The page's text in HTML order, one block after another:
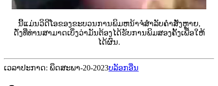
ນີ້ແມ່ນວິດີໂອຂອງຂະບວນການພິມຫນ້າຈໍສໍາລັບຄໍາສັ່ງຫຼາຍ,
ດັ່ງທີ່ທ່ານສາມາດເບິ່ງວ່າມັນຕ້ອງໄດ້ຮັບການພິມສອງຄັ້ງເພື່ອໃຫ້
ໄດ້ຜົນ.
ເວລາປະກາດ: ພຶດສະພາ-20-2023ບລັອກອື່ນ